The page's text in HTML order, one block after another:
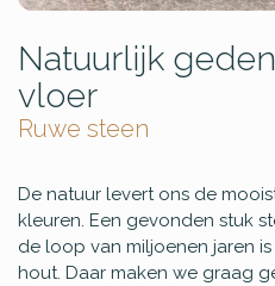
Natuurlijk
vloer
Ruwe steen
De natuur levert ons de
kleuren. Een gevonden stuk
de loop van miljoenen jaren
hout. Daar maken we graag